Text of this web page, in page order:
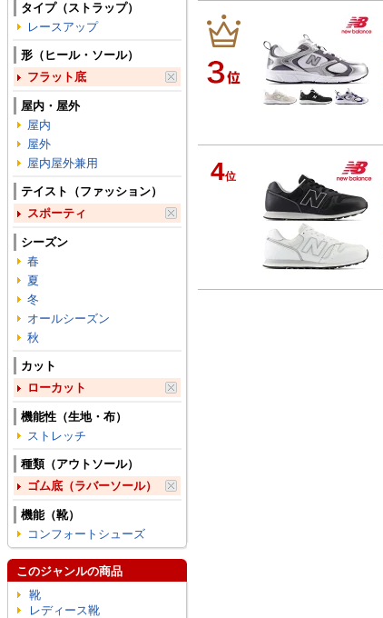
4位
タイプ（ストラップ）
レースアップ
形（ヒール・ソール）
フラット底
屋内・屋外
屋内
屋外
屋内屋外兼用
テイスト（ファッション）
スポーティ
シーズン
春
夏
冬
オールシーズン
秋
カット
ローカット
機能性（生地・布）
ストレッチ
種類（アウトソール）
ゴム底（ラバーソール）
機能（靴）
コンフォートシューズ
このジャンルの商品
靴
レディース靴